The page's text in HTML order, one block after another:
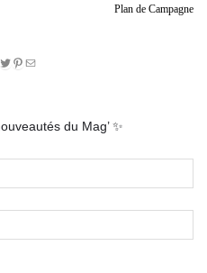
Plan de Campagne
Twitter
Pinterest
E-
du Mag’ ✨